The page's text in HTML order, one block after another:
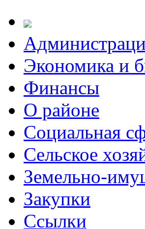
Экономика и
Финансы
О районе
Социальная
Сельское
Земельно-
Закупки
Ссылки